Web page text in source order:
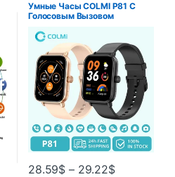
Умные Часы COLMI P81 С
Голосовым Вызовом
28.59$ – 29.22$